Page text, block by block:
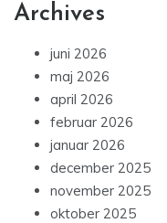
Archives
juni 2026
maj 2026
april 2026
februar 2026
januar 2026
december 2025
november 2025
oktober 2025